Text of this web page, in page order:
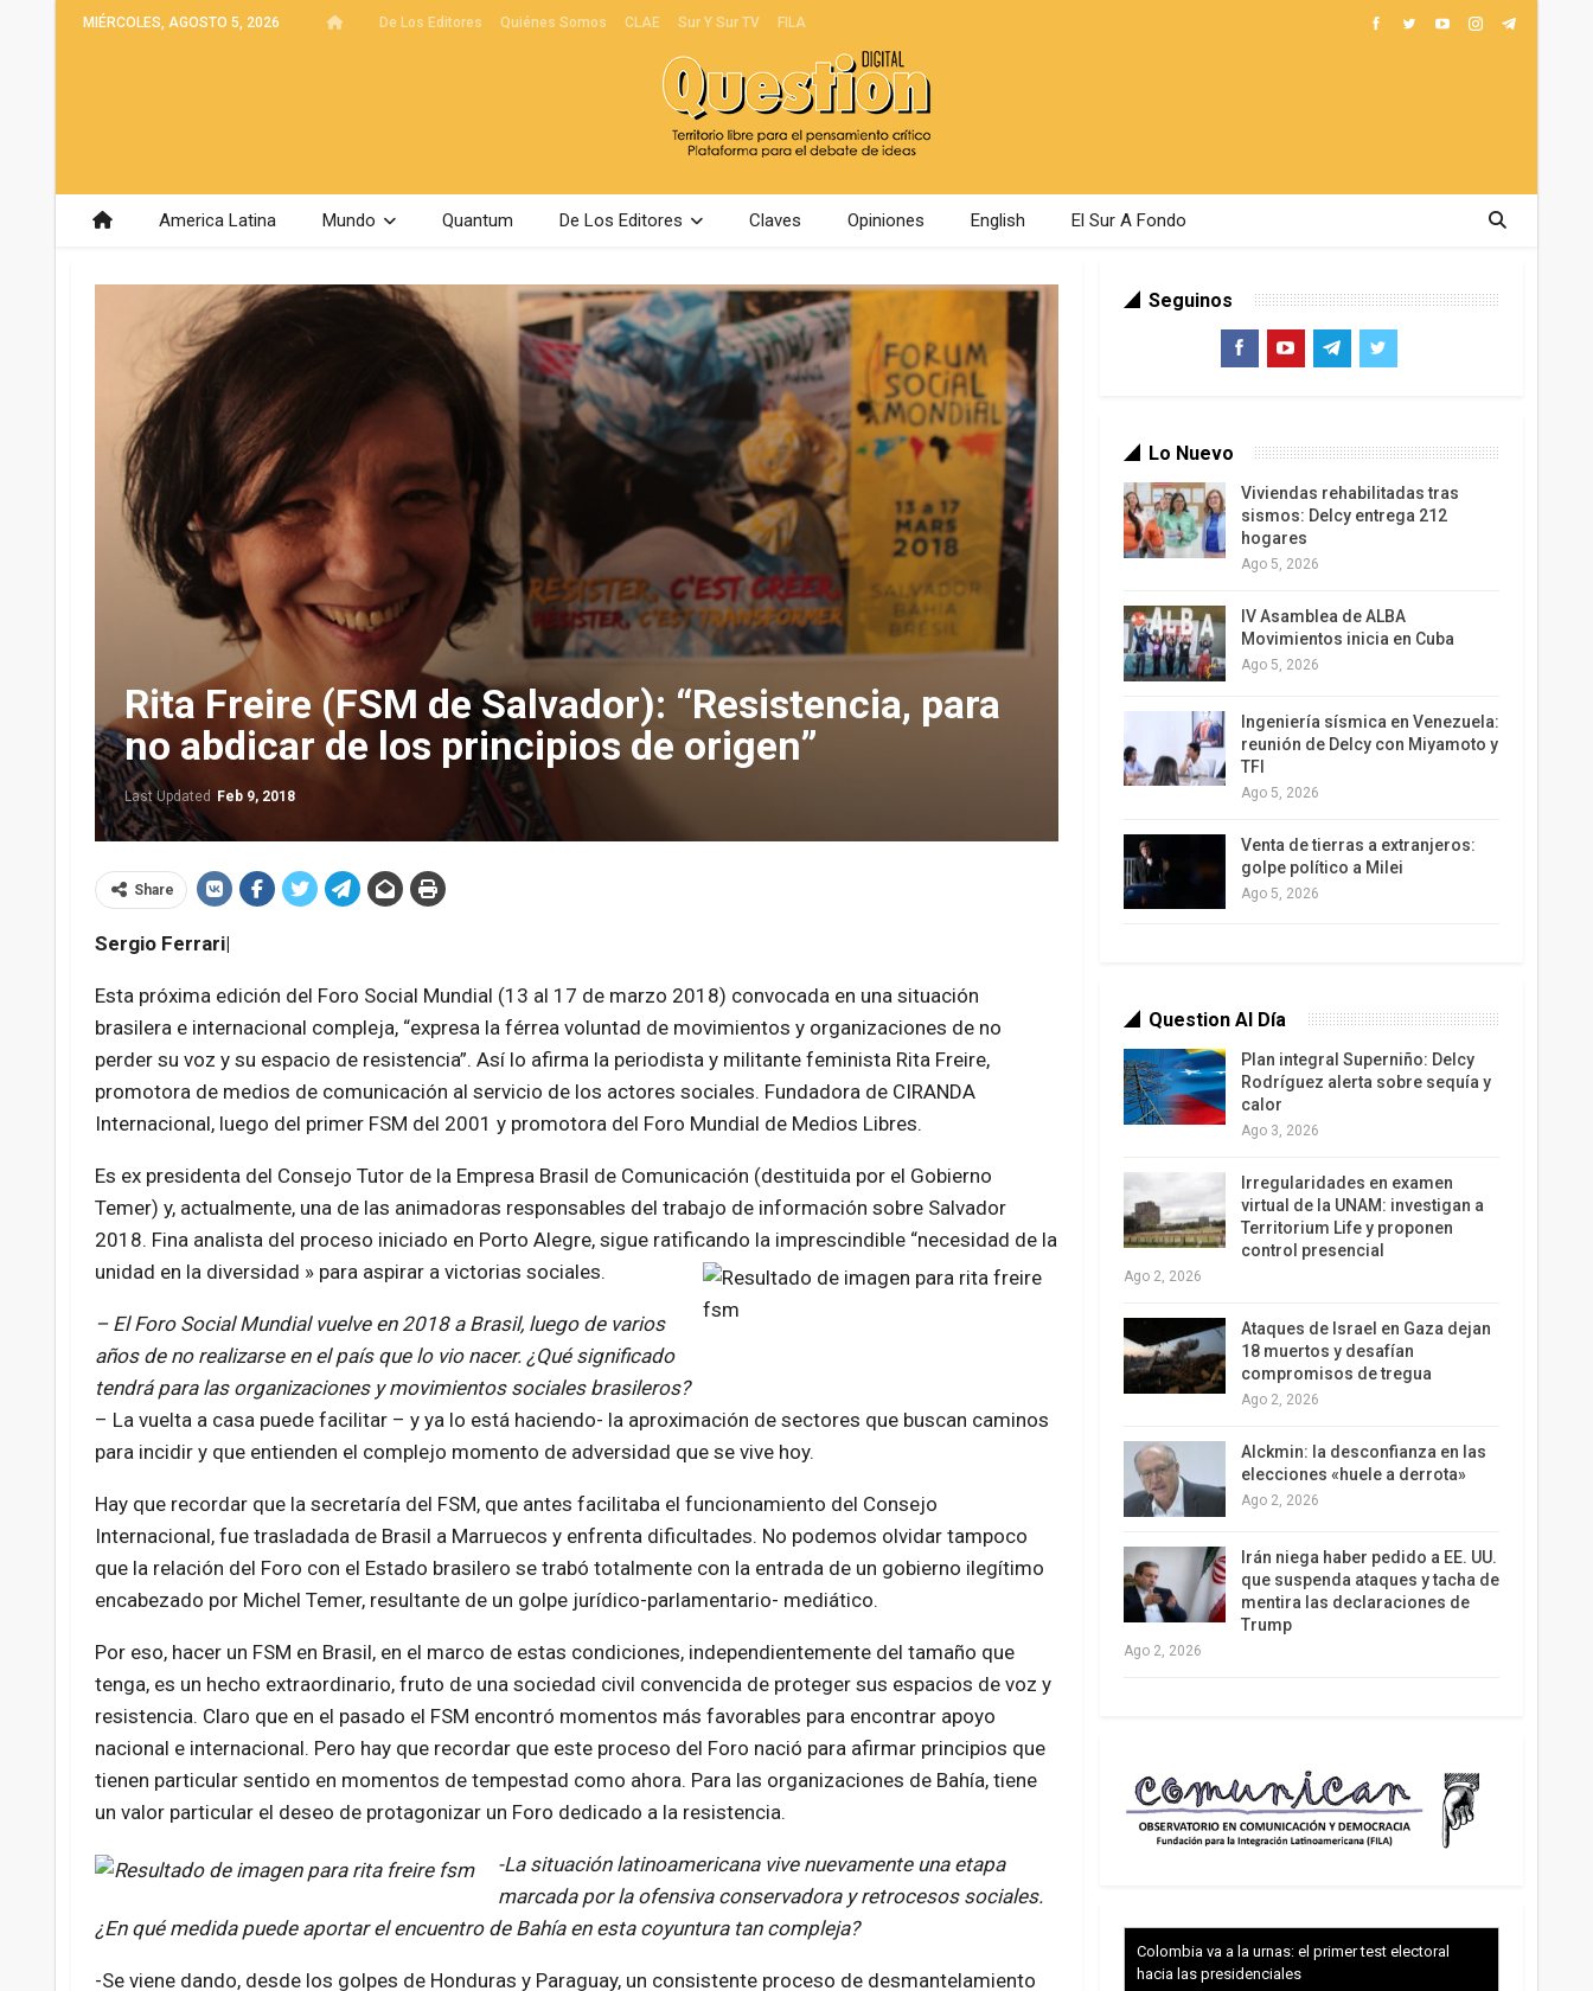
MIÉRCOLES, AGOSTO 5, 2026 De Los Editores Quiénes Somos CLAE Sur Y Sur TV FILA
America Latina Mundo Quantum De Los Editores Claves Opiniones English El Sur A Fondo
Rita Freire (FSM de Salvador): “Resistencia, para
no abdicar de los principios de origen”
Last Updated Feb 9, 2018
Share
Sergio Ferrari|
Esta próxima edición del Foro Social Mundial (13 al 17 de marzo 2018) convocada en una situación
brasilera e internacional compleja, “expresa la férrea voluntad de movimientos y organizaciones de no
perder su voz y su espacio de resistencia”. Así lo afirma la periodista y militante feminista Rita Freire,
promotora de medios de comunicación al servicio de los actores sociales. Fundadora de CIRANDA
Internacional, luego del primer FSM del 2001 y promotora del Foro Mundial de Medios Libres.
Es ex presidenta del Consejo Tutor de la Empresa Brasil de Comunicación (destituida por el Gobierno
Temer) y, actualmente, una de las animadoras responsables del trabajo de información sobre Salvador
2018. Fina analista del proceso iniciado en Porto Alegre, sigue ratificando la imprescindible “necesidad de la
unidad en la diversidad » para aspirar a victorias sociales.
– El Foro Social Mundial vuelve en 2018 a Brasil, luego de varios
años de no realizarse en el país que lo vio nacer. ¿Qué significado
tendrá para las organizaciones y movimientos sociales brasileros?
– La vuelta a casa puede facilitar – y ya lo está haciendo- la aproximación de sectores que buscan caminos
para incidir y que entienden el complejo momento de adversidad que se vive hoy.
Hay que recordar que la secretaría del FSM, que antes facilitaba el funcionamiento del Consejo
Internacional, fue trasladada de Brasil a Marruecos y enfrenta dificultades. No podemos olvidar tampoco
que la relación del Foro con el Estado brasilero se trabó totalmente con la entrada de un gobierno ilegítimo
encabezado por Michel Temer, resultante de un golpe jurídico-parlamentario- mediático.
Por eso, hacer un FSM en Brasil, en el marco de estas condiciones, independientemente del tamaño que
tenga, es un hecho extraordinario, fruto de una sociedad civil convencida de proteger sus espacios de voz y
resistencia. Claro que en el pasado el FSM encontró momentos más favorables para encontrar apoyo
nacional e internacional. Pero hay que recordar que este proceso del Foro nació para afirmar principios que
tienen particular sentido en momentos de tempestad como ahora. Para las organizaciones de Bahía, tiene
un valor particular el deseo de protagonizar un Foro dedicado a la resistencia.
-La situación latinoamericana vive nuevamente una etapa
marcada por la ofensiva conservadora y retrocesos sociales.
¿En qué medida puede aportar el encuentro de Bahía en esta coyuntura tan compleja?
-Se viene dando, desde los golpes de Honduras y Paraguay, un consistente proceso de desmantelamiento
Seguinos
Lo Nuevo
Viviendas rehabilitadas tras
sismos: Delcy entrega 212
hogares
Ago 5, 2026
IV Asamblea de ALBA
Movimientos inicia en Cuba
Ago 5, 2026
Ingeniería sísmica en Venezuela:
reunión de Delcy con Miyamoto y
TFI
Ago 5, 2026
Venta de tierras a extranjeros:
golpe político a Milei
Ago 5, 2026
Question Al Día
Plan integral Superniño: Delcy
Rodríguez alerta sobre sequía y
calor
Ago 3, 2026
Irregularidades en examen
virtual de la UNAM: investigan a
Territorium Life y proponen
control presencial
Ago 2, 2026
Ataques de Israel en Gaza dejan
18 muertos y desafían
compromisos de tregua
Ago 2, 2026
Alckmin: la desconfianza en las
elecciones «huele a derrota»
Ago 2, 2026
Irán niega haber pedido a EE. UU.
que suspenda ataques y tacha de
mentira las declaraciones de
Trump
Ago 2, 2026
Colombia va a la urnas: el primer test electoral
hacia las presidenciales